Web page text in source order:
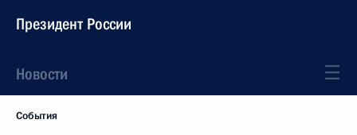
Президент России
Новости
События